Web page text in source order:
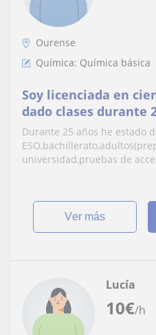
Ourense
Química: Química básica
Soy licenciada en
dado clases durante
Durante 25 años he estado
universidad,pruebas de
ver más
10€/h
Lucía